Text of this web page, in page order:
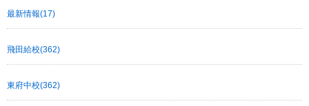
最新情報(17)
飛田給校(362)
東府中校(362)